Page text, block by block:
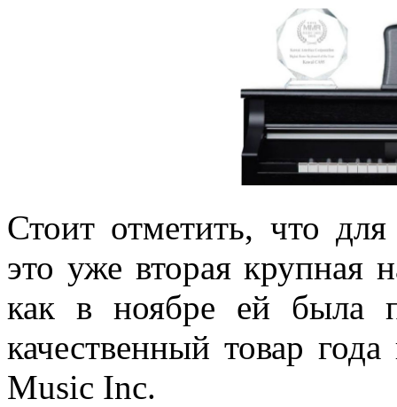
Стоит отметить, что
это уже вторая крупная
как в ноябре ей была
качественный товар
Music Inc.